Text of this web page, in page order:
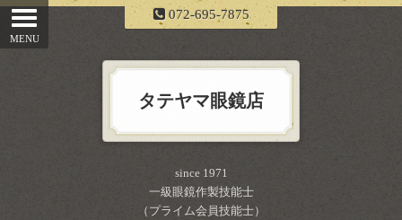
072-695-7875
タテヤマ眼鏡店
since 1971
一級眼鏡作製技能士
（プライム会員技能士）